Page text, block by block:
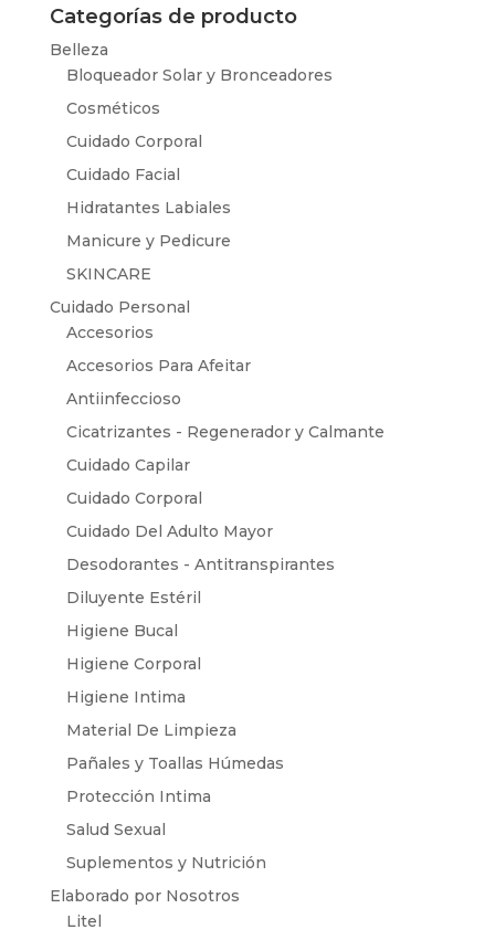
Categorías de producto
Belleza
Bloqueador Solar y Bronceadores
Cosméticos
Cuidado Corporal
Cuidado Facial
Hidratantes Labiales
Manicure y Pedicure
SKINCARE
Cuidado Personal
Accesorios
Accesorios Para Afeitar
Antiinfeccioso
Cicatrizantes - Regenerador y Calmante
Cuidado Capilar
Cuidado Corporal
Cuidado Del Adulto Mayor
Desodorantes - Antitranspirantes
Diluyente Estéril
Higiene Bucal
Higiene Corporal
Higiene Intima
Material De Limpieza
Pañales y Toallas Húmedas
Protección Intima
Salud Sexual
Suplementos y Nutrición
Elaborado por Nosotros
Litel